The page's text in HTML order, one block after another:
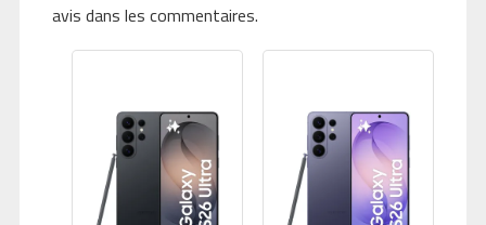
avis dans les commentaires.